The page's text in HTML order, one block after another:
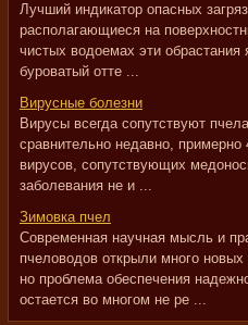
Лучший индикатор опасных
располагающиеся на
чистых водоемах эти обрастания
буроватый отте ...
Вирусные болезни
Вирусы всегда сопутствуют
сравнительно недавно,
вирусов, сопутствующих
заболевания не и ...
Зимовка пчел
Современная научная мысль и
пчеловодов открыли много
но проблема обеспечения
остается во многом не ре ...